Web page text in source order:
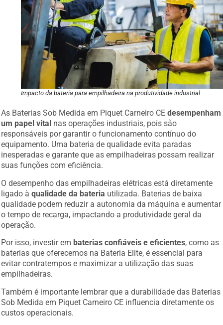
Impacto da bateria para empilhadeira na produtividade industrial
As Baterias Sob Medida em Piquet Carneiro CEdesempenham
um papel vital nas operações industriais, pois são
responsáveis por garantir o funcionamento contínuo do
equipamento. Uma bateria de qualidade evita paradas
inesperadas e garante que as empilhadeiras possam realizar
suas funções com eficiência.
O desempenho das empilhadeiras elétricas está diretamente
ligado àqualidade da bateria utilizada. Baterias de baixa
qualidade podem reduzir a autonomia da máquina e aumentar
o tempo de recarga, impactando a produtividade geral da
operação.
Por isso, investir em baterias confiáveis e eficientes, como as
baterias que oferecemos na Bateria Elite, é essencial para
evitar contratempos e maximizar a utilização das suas
empilhadeiras.
Também é importante lembrar que a durabilidade das Baterias
Sob Medida em Piquet Carneiro CE influencia diretamente os
custos operacionais.